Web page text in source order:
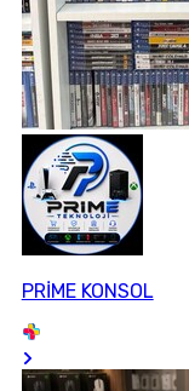
PRİME KONSOL